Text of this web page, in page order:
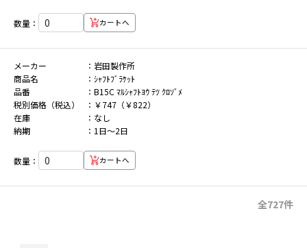
数量： カートへ
メーカー
岩田製作所
商品名
ｼｬﾌﾄﾌﾞﾗｹｯﾄ
品番
B15C ﾏﾙｼｬﾌﾄﾖｳ ﾃﾂ ｸﾛｿﾞﾒ
税別価格（税込）
￥747（￥822）
在庫
なし
納期
1日～2日
数量： カートへ
全727件